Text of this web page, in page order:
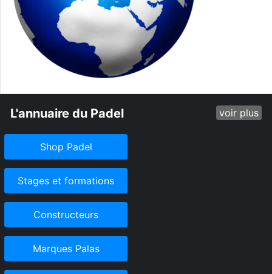
L'annuaire du Padel voir plus
Shop Padel
Stages et formations
Constructeurs
Marques Palas